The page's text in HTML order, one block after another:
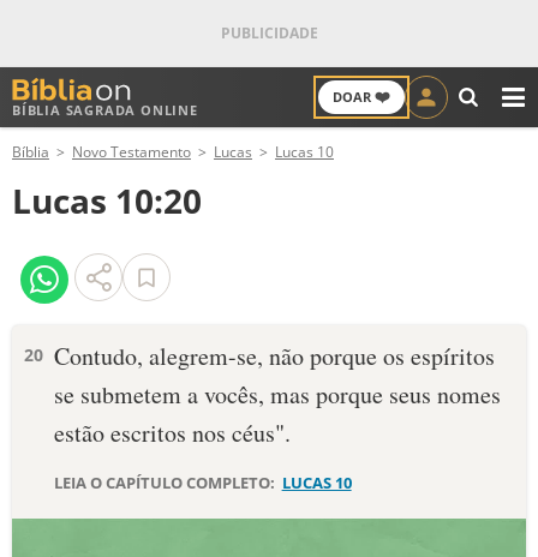
BÍBLIA SAGRADA ONLINE
DOAR ❤️
ANTIGO TESTAMENTO
NOVO TESTAMENTO
VERSÍCULOS
PALAVRA DO DIA
DEVOCIONAL DIÁRIO
Bíblia Novo Testamento Lucas Lucas 10
Lucas 10:20
20 Contudo, alegrem-se, não porque os espíritos
se submetem a vocês, mas porque seus nomes
estão escritos nos céus".
LEIA O CAPÍTULO COMPLETO: LUCAS 10